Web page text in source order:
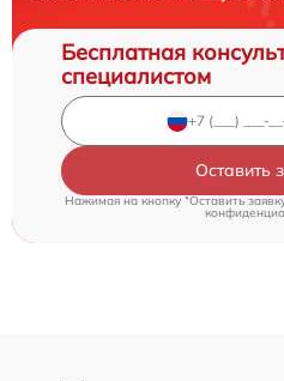
Бесплатная
специалистом
Оставить
Нажимая на кнопку "Оставить